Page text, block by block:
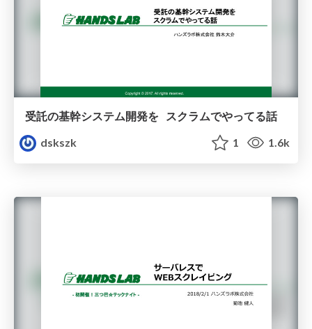
受託の基幹システム開発を スクラムでやってる話
dskszk
1 1.6k